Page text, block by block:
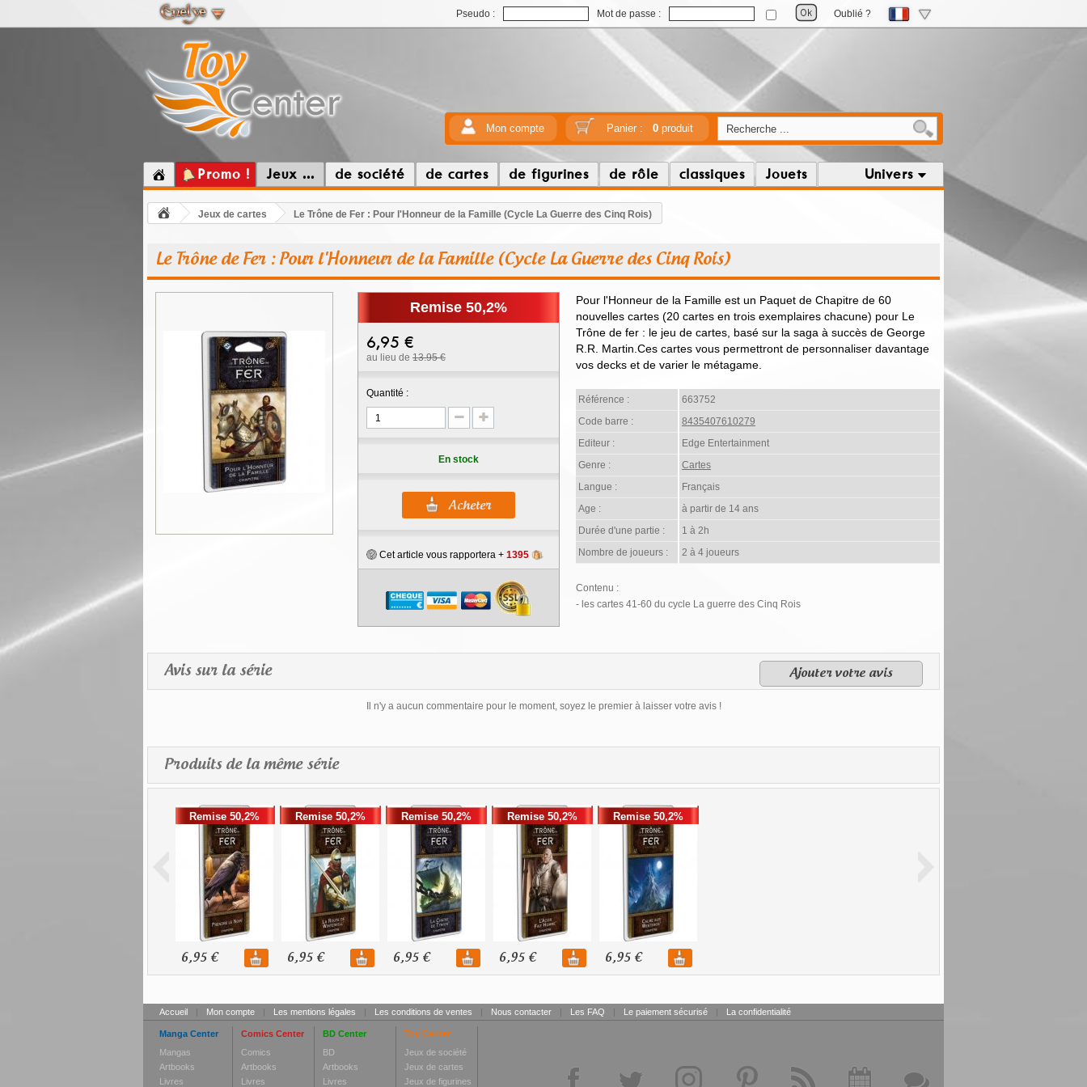
Pseudo : Mot de passe : Oublié ?
Mon compte Panier : 0produit
Promo ! Jeux ... de société de cartes de figurines de rôle classiques Jouets Univers
Jeux de cartes Le Trône de Fer : Pour l'Honneur de la Famille (Cycle La Guerre des Cinq Rois)
Le Trône de Fer : Pour l'Honneur de la Famille (Cycle La Guerre des Cinq Rois)
Remise 50,2%
6,95 €
au lieu de 13.95 €
Quantité :
En stock
Cet article vous rapportera + 1395
Pour l'Honneur de la Famille est un Paquet de Chapitre de 60
nouvelles cartes (20 cartes en trois exemplaires chacune) pour Le
Trône de fer : le jeu de cartes, basé sur la saga à succès de George
R.R. Martin.Ces cartes vous permettront de personnaliser davantage
vos decks et de varier le métagame.
Référence :
663752
Code barre :
8435407610279
Editeur :
Edge Entertainment
Genre :
Cartes
Langue :
Français
Age :
à partir de 14 ans
Durée d'une partie :
1 à 2h
Nombre de joueurs :
2 à 4 joueurs
Contenu :
- les cartes 41-60 du cycle La guerre des Cinq Rois
Avis sur la série Ajouter votre avis
Il n'y a aucun commentaire pour le moment, soyez le premier à laisser votre avis !
Produits de la même série
Remise 50,2%
6,95 €
Remise 50,2%
6,95 €
Remise 50,2%
6,95 €
Remise 50,2%
6,95 €
Remise 50,2%
6,95 €
Accueil | Mon compte | Les mentions légales | Les conditions de ventes | Nous contacter | Les FAQ | Le paiement sécurisé | La confidentialité
Manga Center
Mangas
Artbooks
Livres
Comics Center
Comics
Artbooks
Livres
BD Center
BD
Artbooks
Livres
Toy Center
Jeux de société
Jeux de cartes
Jeux de figurines